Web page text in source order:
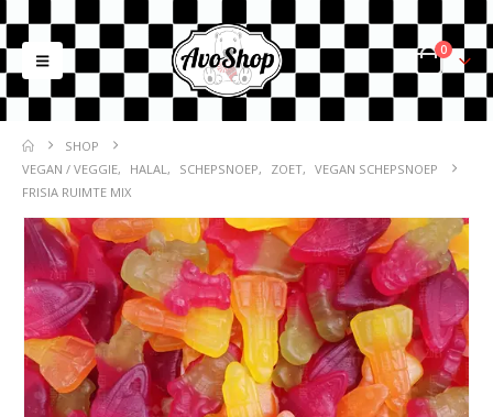
0
SHOP
VEGAN / VEGGIE, HALAL, SCHEPSNOEP, ZOET, VEGAN SCHEPSNOEP
FRISIA RUIMTE MIX